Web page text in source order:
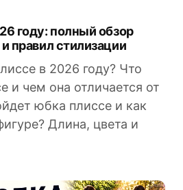
правил стилизации
в 2026 году? Что
и чем она отличается от
юбка плиссе и как
Длина, цвета и